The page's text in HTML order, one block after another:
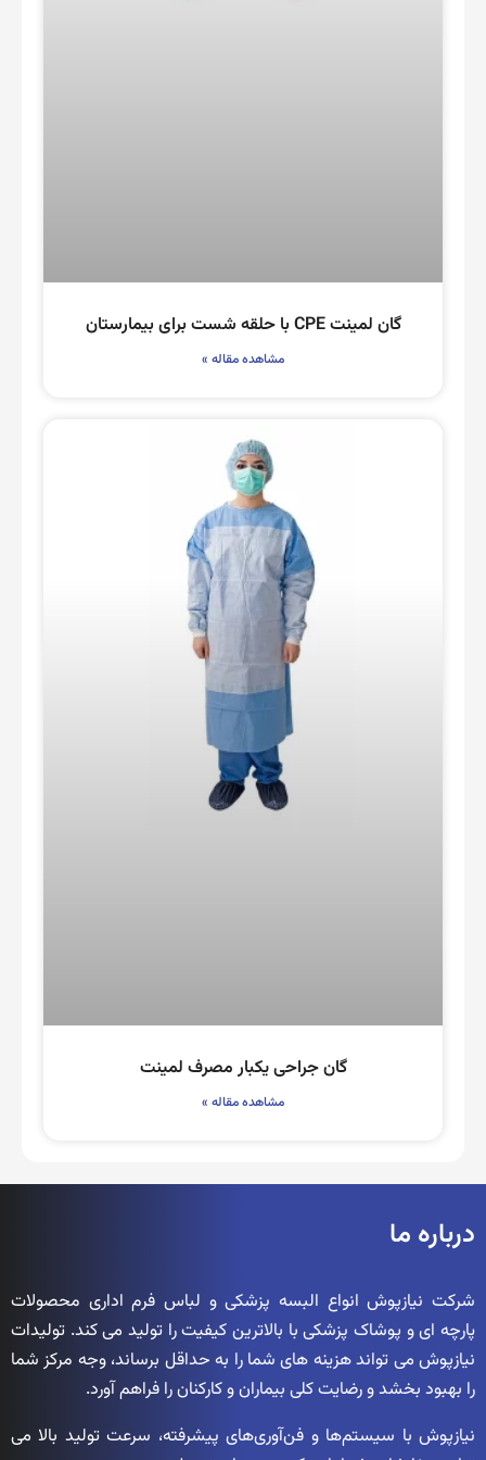
گان لمینت CPE با حلقه شست برای بیمارستان
مشاهده مقاله »
گان جراحی یکبار مصرف لمینت
مشاهده مقاله »
درباره ما
شرکت نیازپوش انواع البسه پزشکی و لباس فرم اداری محصولات
پارچه ای و پوشاک پزشکی با بالاترین کیفیت را تولید می کند. تولیدات
نیازپوش می تواند هزینه های شما را به حداقل برساند، وجه مرکز شما
را بهبود بخشد و رضایت کلی بیماران و کارکنان را فراهم آورد.
نیازپوش با سیستم‌ها و فن‌آوری‌های پیشرفته، سرعت تولید بالا می